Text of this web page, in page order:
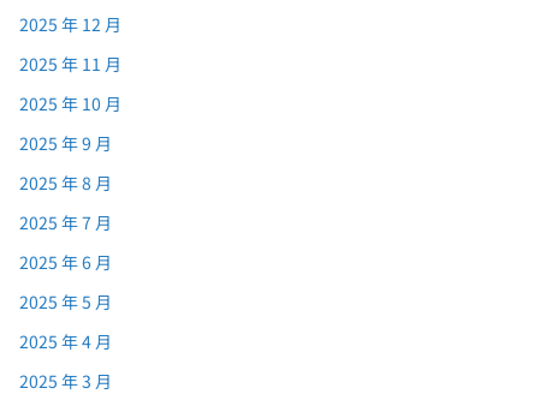
2025 年 12 月
2025 年 11 月
2025 年 10 月
2025 年 9 月
2025 年 8 月
2025 年 7 月
2025 年 6 月
2025 年 5 月
2025 年 4 月
2025 年 3 月